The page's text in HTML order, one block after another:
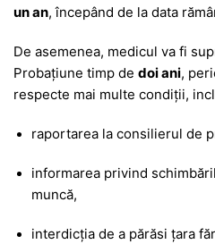
un an, începând de la data
De asemenea, medicul va fi
Probațiune timp de doi ani,
respecte mai multe condiții,
raportarea la consilierul de
informarea privind
muncă,
interdicția de a părăsi țara